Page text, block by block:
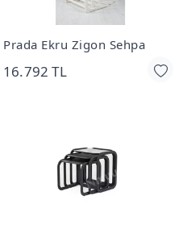
Prada Ekru Zigon Sehpa
16.792 TL